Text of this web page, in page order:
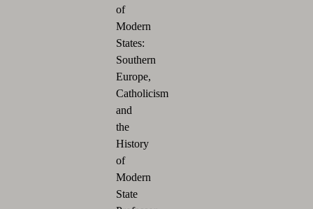
of
Modern
States:
Southern
Europe,
Catholicism
and
the
History
of
Modern
State